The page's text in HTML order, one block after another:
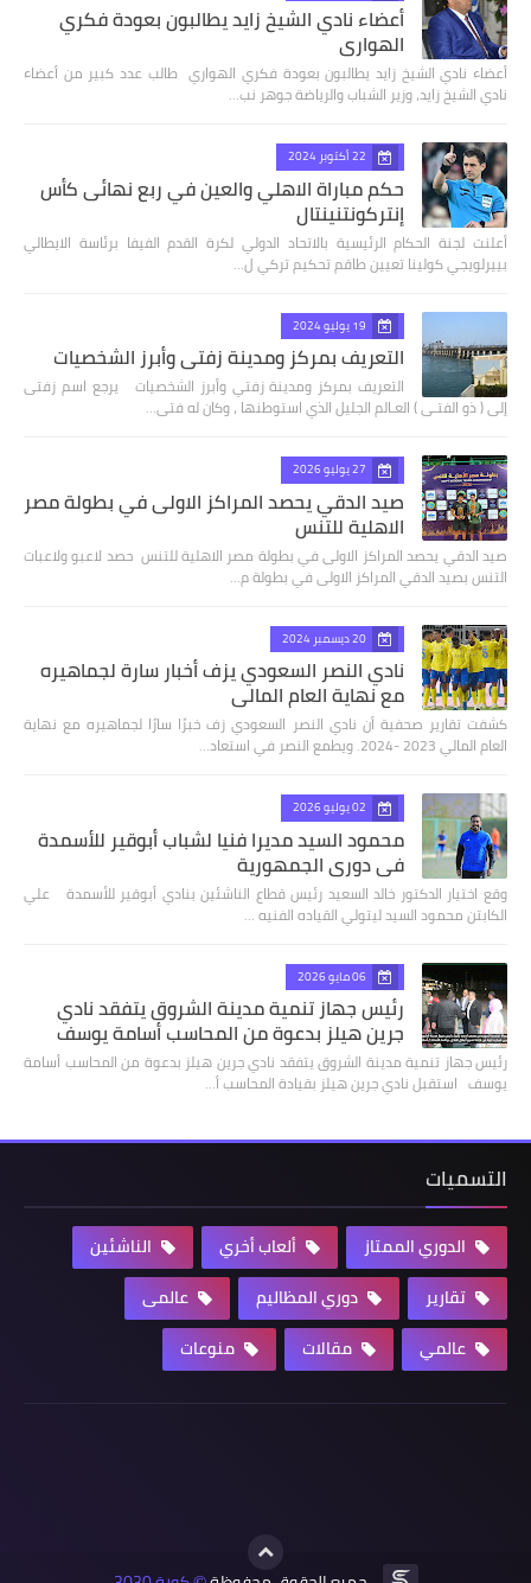
أعضاء نادي الشيخ زايد يطالبون بعودة فكري
الهواري
أعضاء نادي الشيخ زايد يطالبون بعودة فكري الهواري طالب عدد كبير من أعضاء
نادي الشيخ زايد، وزير الشباب والرياضة جوهر نب…
22 أكتوبر 2024
حكم مباراة الاهلي والعين في ربع نهائى كأس
إنتركونتنينتال
أعلنت لجنة الحكام الرئيسية بالاتحاد الدولي لكرة القدم الفيفا برئاسة الايطالي
بييرلويجي كولينا تعيين طاقم تحكيم تركي ل…
19 يوليو 2024
التعريف بمركز ومدينة زفتي وأبرز الشخصيات
التعريف بمركز ومدينة زفتي وأبرز الشخصيات يرجع اسم زفتى
إلى ( ذو الفتـى ) العـالم الجليل الذي استوطنها ، وكان له فتى…
27 يوليو 2026
صيد الدقي يحصد المراكز الاولى في بطولة مصر
الاهلية للتنس
صيد الدقي يحصد المراكز الاولى في بطولة مصر الاهلية للتنس حصد لاعبو ولاعبات
التنس بصيد الدقي المراكز الاولى في بطولة م…
20 ديسمبر 2024
نادي النصر السعودي يزف أخبار سارة لجماهيره
مع نهاية العام المالي
كشفت تقارير صحفية أن نادي النصر السعودي زف خبرًا سارًا لجماهيره مع نهاية
العام المالي 2023 -2024. ويطمع النصر في استعاد…
02 يوليو 2026
محمود السيد مديرا فنيا لشباب أبوقير للأسمدة
في دوري الجمهورية
وقع اختيار الدكتور خالد السعيد رئيس قطاع الناشئين بنادي أبوقير للأسمدة علي
الكابتن محمود السيد ليتولي القياده الفنيه …
06 مايو 2026
رئيس جهاز تنمية مدينة الشروق يتفقد نادي
جرين هيلز بدعوة من المحاسب أسامة يوسف
رئيس جهاز تنمية مدينة الشروق يتفقد نادي جرين هيلز بدعوة من المحاسب أسامة
يوسف استقبل نادي جرين هيلز بقيادة المحاسب أ…
التسميات
الدوري الممتاز ألعاب أخري
الناشئين
تقارير
دوري المظاليم
عالمى
عالمي
مقالات منوعات